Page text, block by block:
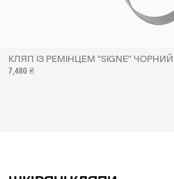
КЛЯП ІЗ РЕМІНЦЕМ "SIGNE" ЧОРНИЙ
7,480 ₴